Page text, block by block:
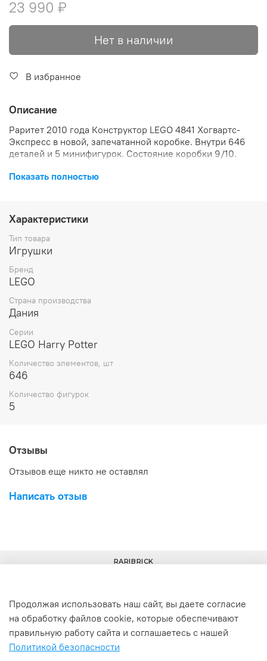
23 990 ₽
Нет в наличии
В избранное
Описание
Раритет 2010 года Конструктор LEGO 4841 Хогвартс-
Экспресс в новой, запечатанной коробке. Внутри 646
деталей и 5 минифигурок. Состояние коробки 9/10.
Показать полностью
Характеристики
Тип товара
Игрушки
Бренд
LEGO
Страна производства
Дания
Серии
LEGO Harry Potter
Количество элементов, шт
646
Количество фигурок
5
Отзывы
Отзывов еще никто не оставлял
Написать отзыв
+7(977) 633-00-30
info@raribrick.ru
г. Москва, Перерва ул., 52, стр. 1
RARIBRICK
Продолжая использовать наш сайт, вы даете согласие
на обработку файлов cookie, которые обеспечивают
правильную работу сайта и соглашаетесь с нашей
Политикой безопасности